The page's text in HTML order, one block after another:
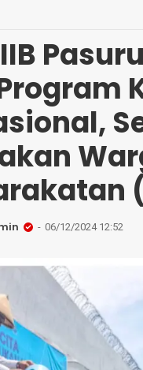
06/12/2024 12:52